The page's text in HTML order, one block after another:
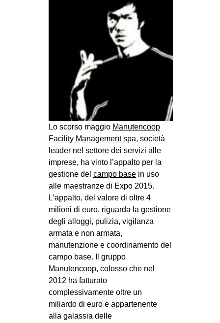
MILANO
MOBILITAZIONI
SPAZI
SPORT POPOLARE
MOVIMENTI
ANTIFASCISMO
DIRITTO ALL’ABITARE
GENERI
MIGRAZIONI
PRECARIATO
REPRESSIONE
STUDENTI
CULTURE
ARTE
CINEMA
MANIFESTI
RECENSIONI
Lo scorso maggio Manutencoop
Facility Management spa, società
leader nel settore dei servizi alle
imprese, ha vinto l’appalto per la
gestione del campo base in uso
alle maestranze di Expo 2015.
L’appalto, del valore di oltre 4
milioni di euro, riguarda la gestione
degli alloggi, pulizia, vigilanza
armata e non armata,
manutenzione e coordinamento del
campo base. Il gruppo
Manutencoop, colosso che nel
2012 ha fatturato
complessivamente oltre un
miliardo di euro e appartenente
alla galassia delle